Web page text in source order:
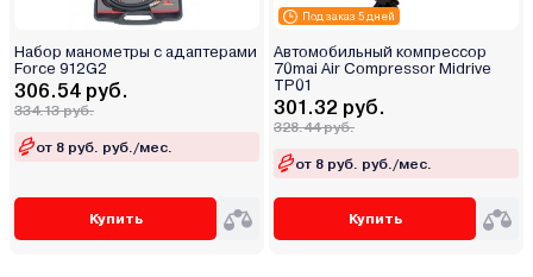
Набор манометры с адаптерами
Force 912G2
306.54 руб.
334.13 руб.
от 8 руб. руб./мес.
Купить
Под заказ 5 дней
Автомобильный компрессор
70mai Air Compressor Midrive
TP01
301.32 руб.
328.44 руб.
от 8 руб. руб./мес.
Купить